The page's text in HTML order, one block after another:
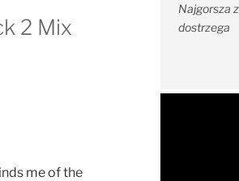
2 Mix
me of the
Najgorsza
dostrzega